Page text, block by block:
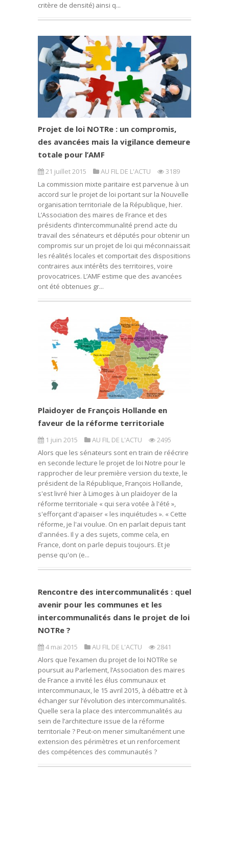
critère de densité) ainsi q...
Projet de loi NOTRe : un compromis,
des avancées mais la vigilance demeure
totale pour l’AMF
21 juillet 2015 AU FIL DE L'ACTU
3189
La commission mixte paritaire est parvenue à un
accord sur le projet de loi portant sur la Nouvelle
organisation territoriale de la République, hier.
L’Association des maires de France et des
présidents d’intercommunalité prend acte du
travail des sénateurs et députés pour obtenir un
compromis sur un projet de loi qui méconnaissait
les réalités locales et comportait des dispositions
contraires aux intérêts des territoires, voire
provocatrices. L’AMF estime que des avancées
ont été obtenues gr...
Plaidoyer de François Hollande en
faveur de la réforme territoriale
1 juin 2015 AU FIL DE L'ACTU
2495
Alors que les sénateurs sont en train de réécrire
en seconde lecture le projet de loi Notre pour le
rapprocher de leur première version du texte, le
président de la République, François Hollande,
s'est livré hier à Limoges à un plaidoyer de la
réforme territoriale « qui sera votée à l'été »,
s'efforçant d'apaiser « les inquiétudes ». « Cette
réforme, je l'ai voulue. On en parlait depuis tant
d'années. Il y a des sujets, comme cela, en
France, dont on parle depuis toujours. Et je
pense qu'on (e...
Rencontre des intercommunalités : quel
avenir pour les communes et les
intercommunalités dans le projet de loi
NOTRe ?
4 mai 2015 AU FIL DE L'ACTU
2841
Alors que l’examen du projet de loi NOTRe se
poursuit au Parlement, l’Association des maires
de France a invité les élus communaux et
intercommunaux, le 15 avril 2015, à débattre et à
échanger sur l’évolution des intercommunalités.
Quelle sera la place des intercommunalités au
sein de l’architecture issue de la réforme
territoriale ? Peut-on mener simultanément une
extension des périmètres et un renforcement
des compétences des communautés ?